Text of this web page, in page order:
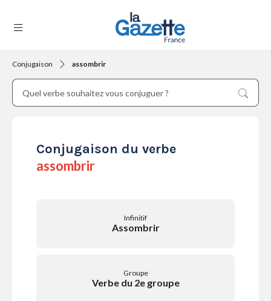
THÉMATIQUES
Conjugaison assombrir
Conjugaison du verbe
assombrir
Infinitif
Assombrir
Groupe
Verbe du 2e groupe